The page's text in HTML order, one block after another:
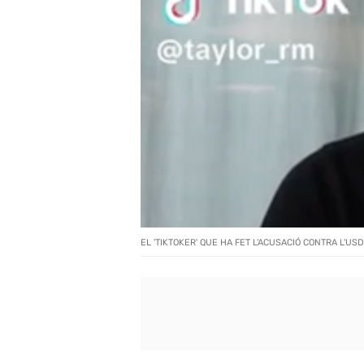
EL 'TIKTOKER' QUE HA FET L'ACUSACIÓ CONTRA